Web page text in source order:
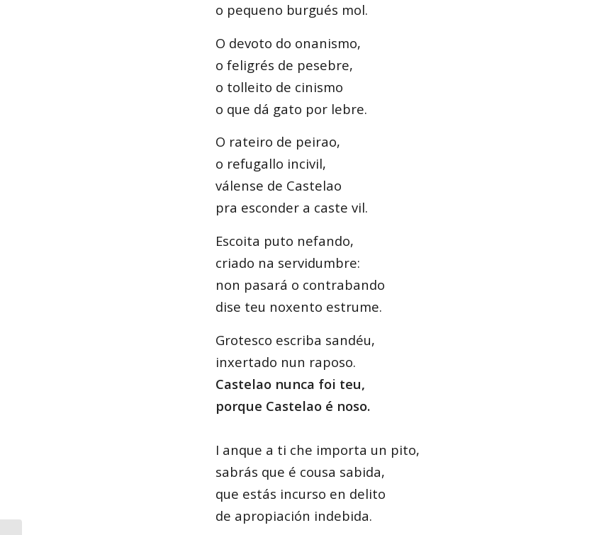
o pequeno burgués mol.
O devoto do onanismo,
o feligrés de pesebre,
o tolleito de cinismo
o que dá gato por lebre.
O rateiro de peirao,
o refugallo incivil,
válense de Castelao
pra esconder a caste vil.
Escoita puto nefando,
criado na servidumbre:
non pasará o contrabando
dise teu noxento estrume.
Grotesco escriba sandéu,
inxertado nun raposo.
Castelao nunca foi teu,
porque Castelao é noso.
I anque a ti che importa un pito,
sabrás que é cousa sabida,
que estás incurso en delito
de apropiación indebida.